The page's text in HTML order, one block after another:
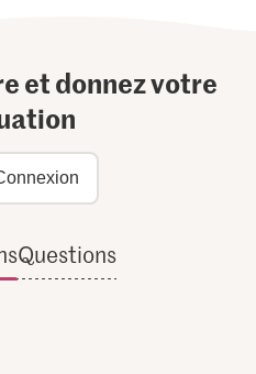
et donnez votre
Questions